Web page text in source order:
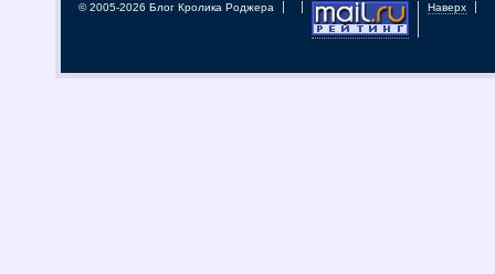
© 2005-2026 Блог Кролика Роджера Наверх